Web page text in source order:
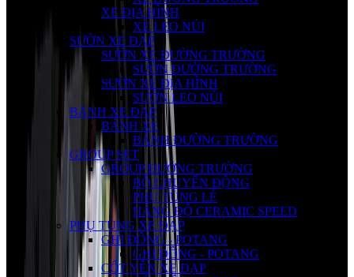
XE ĐỊA HÌNH
XE LEO NÚI
SƯỜN XE ĐẠP
SƯỜN XE ĐƯỜNG TRƯỜNG
SƯỜN ĐƯỜNG TRƯỜNG
SƯỜN XE ĐỊA HÌNH
SƯỜN LEO NÚI
BÁNH XE ĐẠP
BÁNH XE
BÁNH ĐƯỜNG TRƯỜNG
GROUP SET
GROUP ĐƯỜNG TRƯỜNG
BỘ CHUYỂN ĐỘNG
PHỤ TÙNG LẺ
HÀNG ĐỘ CERAMIC SPEED
PHỤ TÙNG XE ĐẠP
GHI ĐÔNG - POTANG
GHI ĐÔNG - POTANG
CỐT YÊN XE ĐẠP